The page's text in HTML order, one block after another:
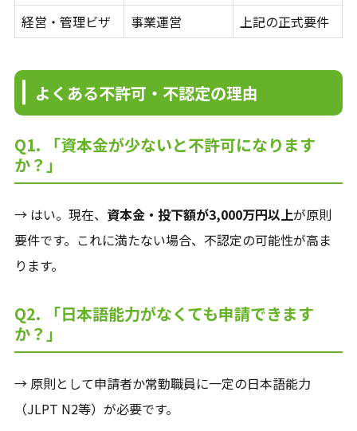
経営・管理ビザ
事業運営 上記の正式要件
よくある不許可・不認定の理由
Q1. 「資本金が少ないと不許可になります
か？」
→ はい。現在、 資本金・投下額が3,000万円以上が原則
要件です。これに満たない場合、不認定の可能性が高ま
ります。
Q2. 「日本語能力がなくても申請できます
か？」
→ 原則として申請者か常勤職員に一定の日本語能力
（JLPT N2等）が必要です。